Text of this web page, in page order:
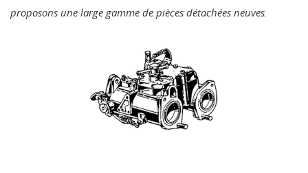
proposons une large gamme de pièces détachées neuves.